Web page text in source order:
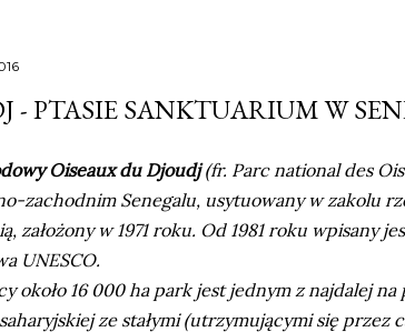
- PTASIE SANKTUARIUM W
Oiseaux du Djoudj(fr. Parc national des
zachodnim Senegalu, usytuowany w zakolu
założony w 1971 roku. Od 1981 roku wpisany
UNESCO.
około 16 000 ha park jest jednym z najdalej
ze stałymi (utrzymującymi się przez